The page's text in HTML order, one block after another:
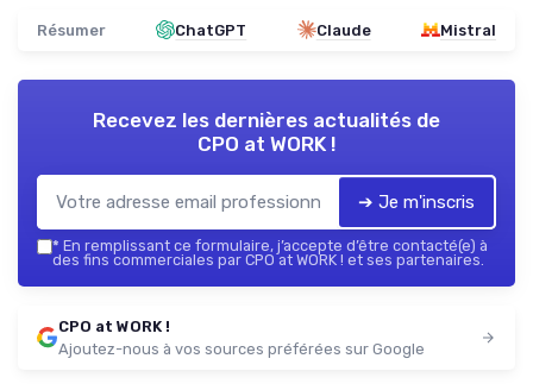
Résumer ChatGPT Claude Mistral
Recevez les dernières actualités de
CPO at WORK !
➔ Je m'inscris
* En remplissant ce formulaire, j’accepte d’être contacté(e) à
des fins commerciales par CPO at WORK ! et ses partenaires.
CPO at WORK !
Ajoutez-nous à vos sources préférées sur Google